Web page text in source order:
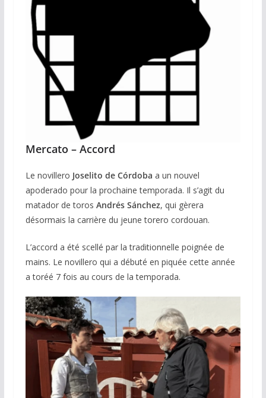
Mercato – Accord
Le novillero Joselito de Córdoba a un nouvel
apoderado pour la prochaine temporada. Il s’agit du
matador de toros Andrés Sánchez, qui gèrera
désormais la carrière du jeune torero cordouan.
L’accord a été scellé par la traditionnelle poignée de
mains. Le novillero qui a débuté en piquée cette année
a toréé 7 fois au cours de la temporada.